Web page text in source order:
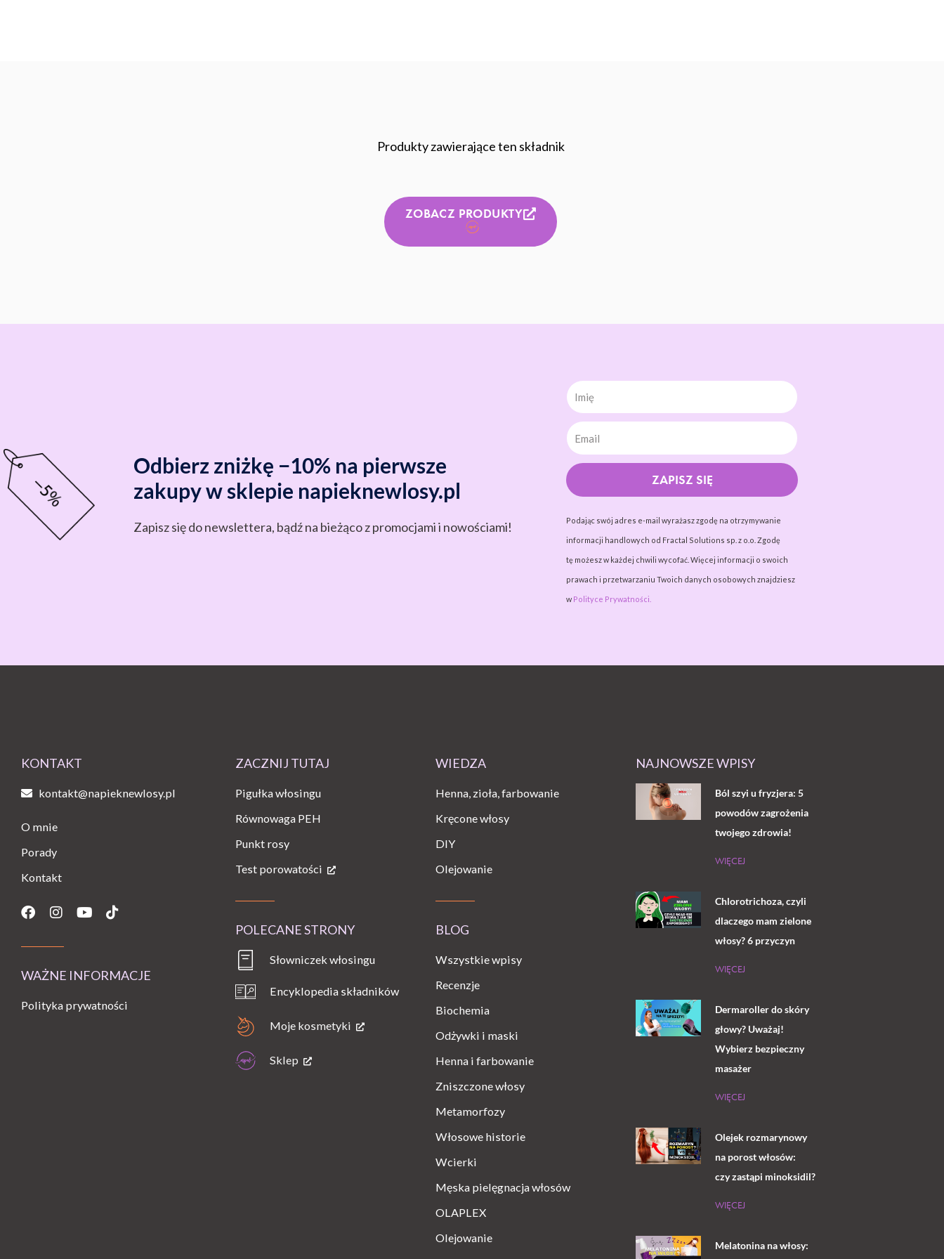
Produkty zawierające ten składnik
ZOBACZ PRODUKTY
Odbierz zniżkę −10% na pierwsze
zakupy w sklepie napieknewlosy.pl
Zapisz się do newslettera, bądź na bieżąco z promocjami i nowościami!
Imię
ZAPISZ SIĘ
Podając swój adres e-mail wyrażasz zgodę na otrzymywanie
informacji handlowych od Fractal Solutions sp. z o.o. Zgodę
tę możesz w każdej chwili wycofać. Więcej informacji o swoich
prawach i przetwarzaniu Twoich danych osobowych znajdziesz
w Polityce Prywatności.
KONTAKT
kontakt@napieknewlosy.pl
O mnie
Porady
Kontakt
Facebook
Instagram
YoutubeTiktok
WAŻNE INFORMACJE
Polityka prywatności
ZACZNIJ TUTAJ
Pigułka włosingu
Równowaga PEH
Punkt rosy
Test porowatości
POLECANE STRONY
Słowniczek włosingu
Encyklopedia składników
Moje kosmetyki
Sklep
WIEDZA
Henna, zioła, farbowanie
Kręcone włosy
DIY
Olejowanie
BLOG
Wszystkie wpisy
Recenzje
Biochemia
Odżywki i maski
Henna i farbowanie
Zniszczone włosy
Metamorfozy
Włosowe historie
Wcierki
Męska pielęgnacja włosów
OLAPLEX
Olejowanie
NAJNOWSZE WPISY
Ból szyi u fryzjera: 5
powodów zagrożenia
twojego zdrowia!
WIĘCEJ
Chlorotrichoza, czyli
dlaczego mam zielone
włosy? 6 przyczyn
WIĘCEJ
Dermaroller do skóry
głowy? Uważaj!
Wybierz bezpieczny
masażer
WIĘCEJ
Olejek rozmarynowy
na porost włosów:
czy zastąpi minoksidil?
WIĘCEJ
Melatonina na włosy: